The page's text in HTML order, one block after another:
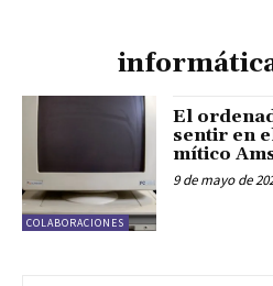
COLABORACIONES
El
sentir en
mítico
9 de mayo de